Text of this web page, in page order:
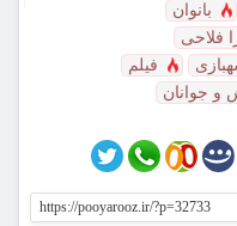
بانوان
فلاحی
فیلم
و جوانان
https://pooyarooz.ir/?p=32733